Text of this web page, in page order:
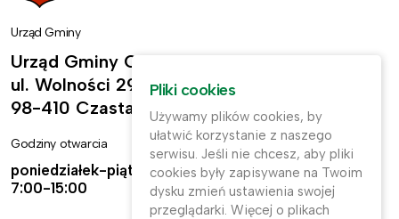
Urząd Gminy
Urząd Gminy Czastary
ul. Wolności 29,
98-410 Czastary
Godziny otwarcia
poniedziałek-piątek:
7:00-15:00
Kontakt
ug@czastary.pl
(62) 784-31-11
Pliki cookies
Używamy plików cookies, by
ułatwić korzystanie z naszego
serwisu. Jeśli nie chcesz, aby pliki
cookies były zapisywane na Twoim
dysku zmień ustawienia swojej
przeglądarki. Więcej o plikach